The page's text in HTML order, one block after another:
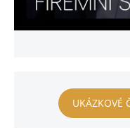
UKÁZKOVÉ